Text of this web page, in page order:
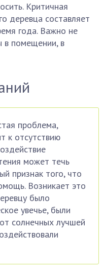
Критичная
деревца составляет
года. Важно не
в помещении, в
проблема,
к отсутствию
может течь
признак того, что
Возникает это
было
увечье, были
солнечных лучшей